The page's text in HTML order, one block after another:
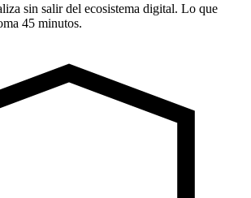
sin salir del ecosistema digital. Lo que
45 minutos.